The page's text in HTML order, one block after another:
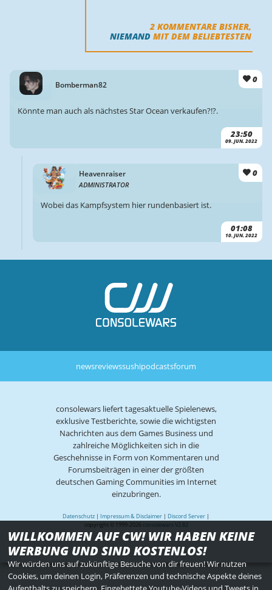
2 KOMMENTARE BISHER,
NIEMAND MIT DEM BELIEBTESTEN
Bomberman82
0
23:50
09. JUN. 2022
Könnte man auch als nächstes Star Ocean verkaufen?!?.
Heavenraiser
ADMINISTRATOR
0
01:08
10. JUN. 2022
Wobei das Kampfsystem hier rundenbasiert ist.
newsreviewssushipodcastsforum
consolewars liefert tagesaktuelle Spielenews,
exklusive Testberichte, sowie die wichtigsten
Nachrichten aus dem Games Business und
zahlreiche Möglichkeiten sich in die
Geschehnisse in Form von Kommentaren und
Forumsbeiträgen in einer der größten
deutschen Gaming Communities im Internet
einzubringen.
Datenschutz | Impressum & Disclaimer | Discord Server |
copyright © 1999-2026
consolewars V2.82
WILLKOMMEN AUF CW! WIR HABEN KEINE
WERBUNG UND SIND KOSTENLOS!
Wir würden uns auf zukünftige Besuche von dir freuen! Wir nutzen
Cookies, um deinen Login, Präferenzen und technische Aspekte deines